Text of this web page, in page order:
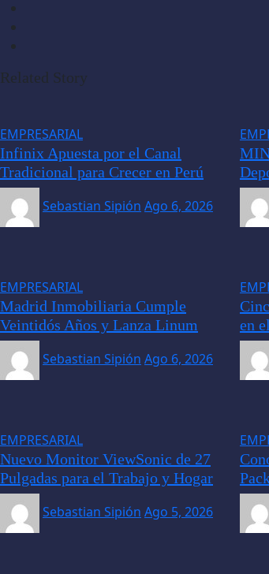
Related Story
EMPRESARIAL
Infinix Apuesta por el Canal
Tradicional para Crecer en Perú
Sebastian Sipión Ago 6, 2026
EMPRESARIAL
Madrid Inmobiliaria Cumple
Veintidós Años y Lanza Linum
Sebastian Sipión Ago 6, 2026
en
EMPRESARIAL
Nuevo Monitor ViewSonic de 27
Pulgadas para el Trabajo y Hogar
Sebastian Sipión Ago 5, 2026